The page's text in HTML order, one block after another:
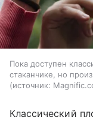
Пока доступен
стаканчике, но
источник:
Классический